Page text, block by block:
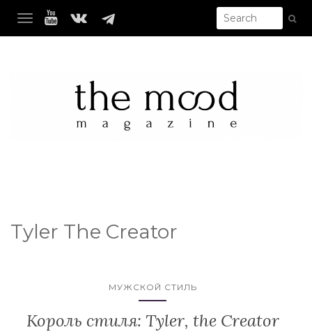
TOGGLE NAVIGATION
Tyler The Creator
МУЖСКОЙ СТИЛЬ
Король стиля: Tyler, the Creator